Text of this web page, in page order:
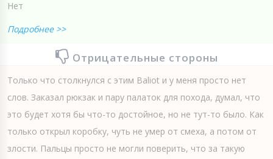
Нет
Подробнее >>
Отрицательные стороны
Только что столкнулся с этим Baliot и у меня просто нет
слов. Заказал рюкзак и пару палаток для похода, думал, что
это будет хотя бы что-то достойное, но не тут-то было. Как
только открыл коробку, чуть не умер от смеха, а потом от
злости. Пальцы просто не могли поверить, что за такую